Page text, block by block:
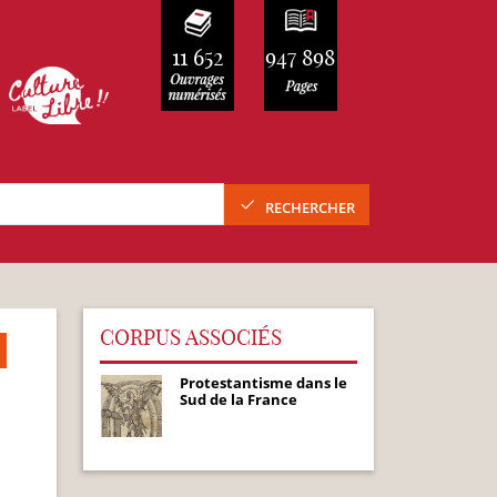
11 652 947 898
RECHERCHER
CORPUS ASSOCIÉS
Protestantisme dans le
Sud de la France